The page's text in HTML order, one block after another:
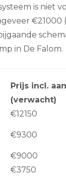
is niet
€21000
in De Falom.
Prijs incl.
(verwacht)
€12150
€9300
€9000
€3750